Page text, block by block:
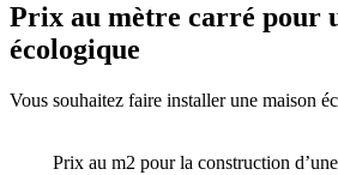
Prix au mètre carré pour
écologique
Vous souhaitez faire installer une maison
Prix au m2 pour la construction